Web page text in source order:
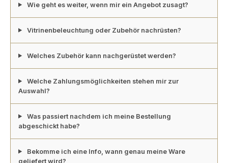
Wie geht es weiter, wenn mir ein Angebot zusagt?
Vitrinenbeleuchtung oder Zubehör nachrüsten?
Welches Zubehör kann nachgerüstet werden?
Welche Zahlungsmöglichkeiten stehen mir zur
Auswahl?
Was passiert nachdem ich meine Bestellung
abgeschickt habe?
Bekomme ich eine Info, wann genau meine Ware
geliefert wird?